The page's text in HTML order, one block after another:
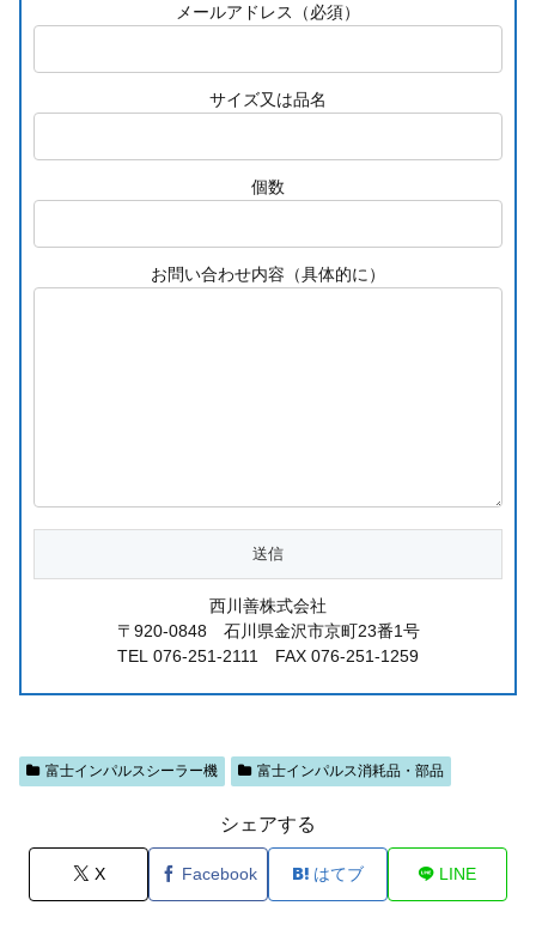
メールアドレス（必須）
サイズ又は品名
個数
お問い合わせ内容（具体的に）
西川善株式会社
〒920-0848 石川県金沢市京町23番1号
TEL 076-251-2111 FAX 076-251-1259
富士インパルスシーラー機 富士インパルス消耗品・部品
シェアする
X Facebook はてブ LINE